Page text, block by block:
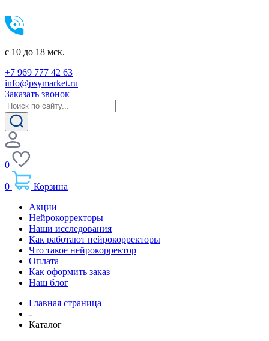
c 10 до 18 мск.
+7 969 777 42 63
info@psymarket.ru
Заказать звонок
0
0
Корзина
Акции
Нейрокорректоры
Наши исследования
Как работают нейрокорректоры
Что такое нейрокорректор
Оплата
Как оформить заказ
Наш блог
Главная страница
-
Каталог